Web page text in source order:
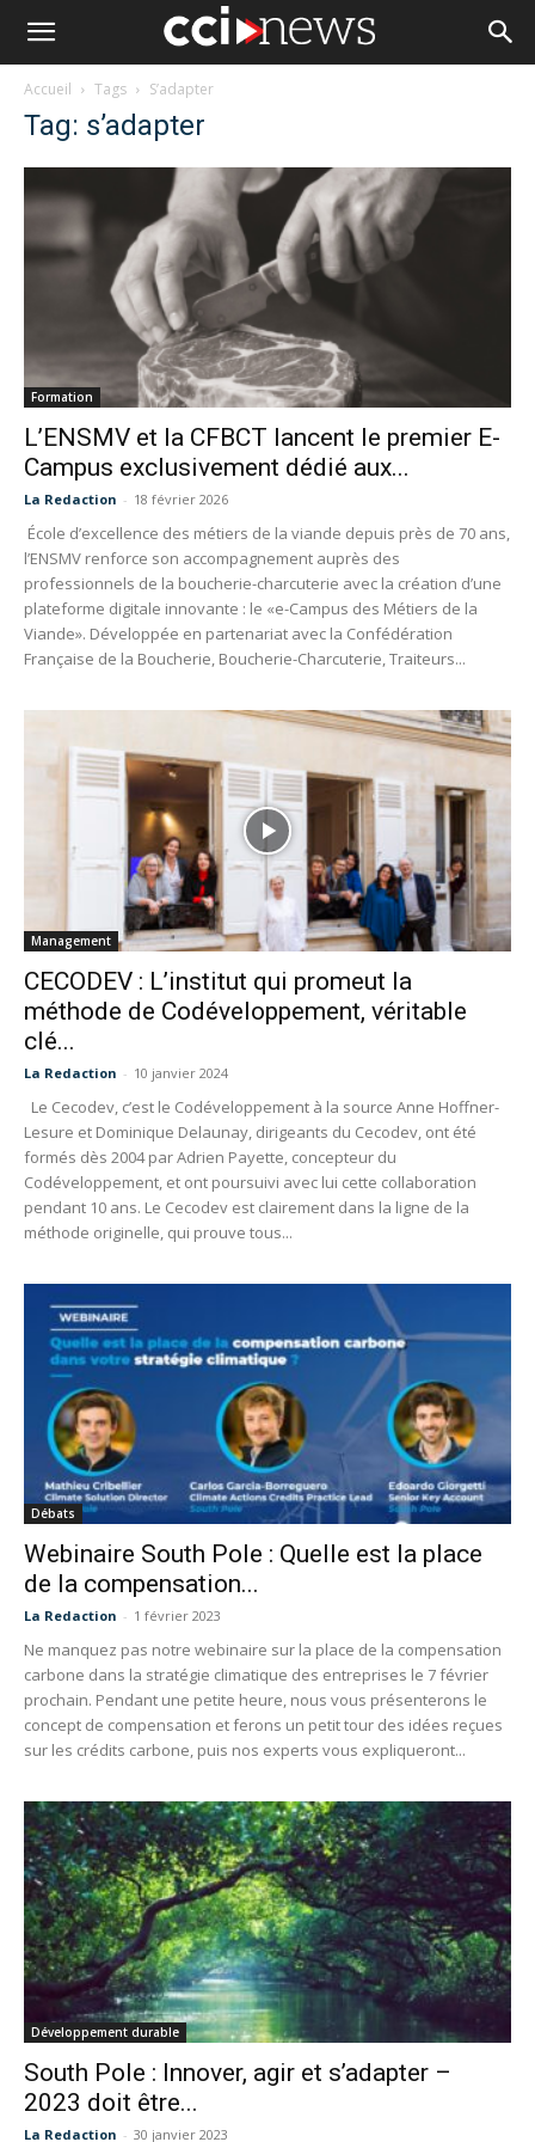
Accueil Tags S’adapter
Tag: s’adapter
Formation
L’ENSMV et la CFBCT lancent le premier E-
Campus exclusivement dédié aux...
La Redaction - 18 février 2026
École d’excellence des métiers de la viande depuis près de 70 ans,
l’ENSMV renforce son accompagnement auprès des
professionnels de la boucherie-charcuterie avec la création d’une
plateforme digitale innovante : le «e-Campus des Métiers de la
Viande». Développée en partenariat avec la Confédération
Française de la Boucherie, Boucherie-Charcuterie, Traiteurs...
Management
CECODEV : L’institut qui promeut la
méthode de Codéveloppement, véritable
clé...
La Redaction - 10 janvier 2024
Le Cecodev, c’est le Codéveloppement à la source Anne Hoffner-
Lesure et Dominique Delaunay, dirigeants du Cecodev, ont été
formés dès 2004 par Adrien Payette, concepteur du
Codéveloppement, et ont poursuivi avec lui cette collaboration
pendant 10 ans. Le Cecodev est clairement dans la ligne de la
méthode originelle, qui prouve tous...
Débats
Webinaire South Pole : Quelle est la place
de la compensation...
La Redaction - 1 février 2023
Ne manquez pas notre webinaire sur la place de la compensation
carbone dans la stratégie climatique des entreprises le 7 février
prochain. Pendant une petite heure, nous vous présenterons le
concept de compensation et ferons un petit tour des idées reçues
sur les crédits carbone, puis nos experts vous expliqueront...
Développement durable
South Pole : Innover, agir et s’adapter –
2023 doit être...
La Redaction - 30 janvier 2023